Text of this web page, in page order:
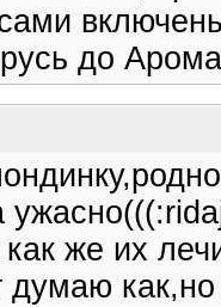
до
же их
думаю